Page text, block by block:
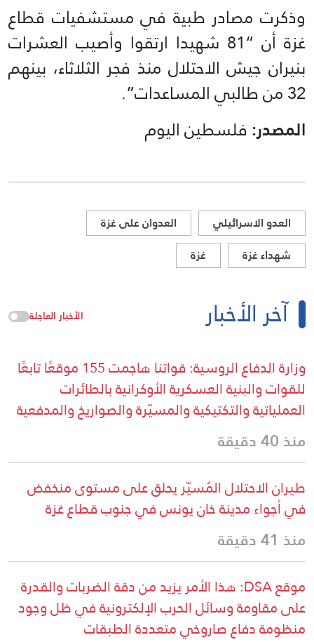
وذكرت مصادر طبية في مستشفيات قطاع
غزة أن “81 شهيدا ارتقوا وأصيب العشرات
بنيران جيش الاحتلال منذ فجر الثلاثاء، بينهم
32 من طالبي المساعدات”.
المصدر: فلسطين اليوم
العدو الاسرائيلي
العدوان على غزة
شهداء غزة
غزة
آخر الأخبار الأخبار العاجلة
وزارة الدفاع الروسية: قواتنا هاجمت 155 موقعًا تابعًا
للقوات والبنية العسكرية الأوكرانية بالطائرات
العملياتية والتكتيكية والمسيّرة والصواريخ والمدفعية
منذ 40 دقيقة
طيران الاحتلال المُسيّر يحلق على مستوى منخفض
في أجواء مدينة خان يونس في جنوب قطاع غزة
منذ 41 دقيقة
موقع DSA: هذا الأمر يزيد من دقة الضربات والقدرة
على مقاومة وسائل الحرب الإلكترونية في ظل وجود
منظومة دفاع صاروخي متعددة الطبقات